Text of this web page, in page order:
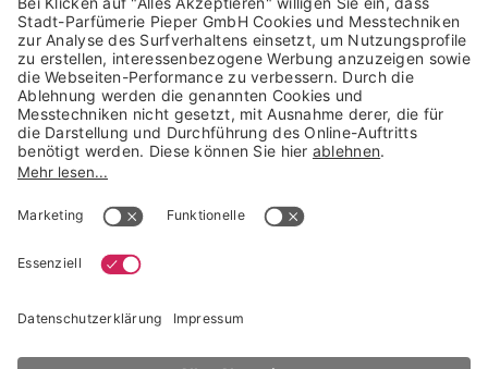
Trusted Shops Mitglied seit 2010
* unverbindliche Preisempfehlung der Verbundgruppe beauty alliance